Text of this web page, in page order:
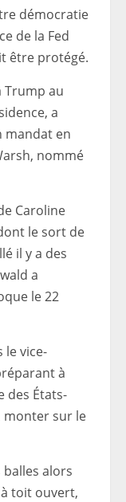
démocratie
de la Fed
être protégé.
Trump au
a
mandat en
nommé
Caroline
le sort de
il y a des
a
le 22
le vice-
à
des États-
monter sur le
alors
toit ouvert,